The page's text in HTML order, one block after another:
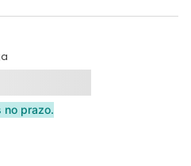
no prazo.